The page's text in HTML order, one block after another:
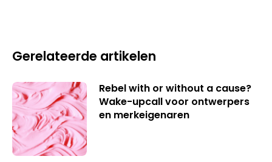
Gerelateerde artikelen
Rebel with or without a cause?
Wake-upcall voor ontwerpers
en merkeigenaren